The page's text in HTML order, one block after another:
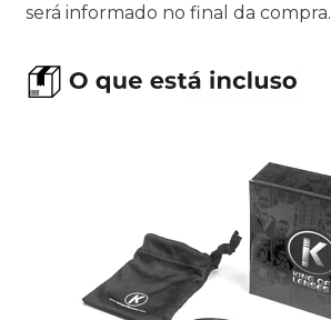
será informado no final da compra.